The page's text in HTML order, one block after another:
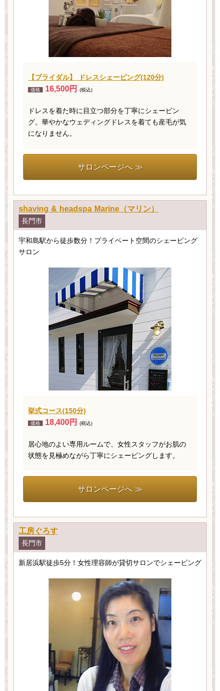
【ブライダル】 ドレスシェービング(120分)
価格 16,500円 (税込)
ドレスを着た時に目立つ部分を丁寧にシェービン
グ。華やかなウェディングドレスを着ても産毛が気
になりません。
サロンページへ ≫
shaving & headspa Marine（マリン）
長門市
宇和島駅から徒歩数分！プライベート空間のシェービング
サロン
挙式コース(150分)
価格 18,400円 (税込)
居心地のよい専用ルームで、女性スタッフがお肌の
状態を見極めながら丁寧にシェービングします。
サロンページへ ≫
工房ぐろす
長門市
新居浜駅徒歩5分！女性理容師が貸切サロンでシェービング